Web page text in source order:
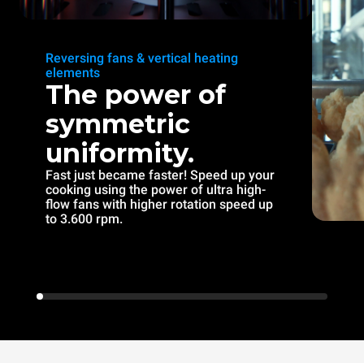
Reversing fans & vertical heating
elements
The power of
symmetric
uniformity.
Fast just became faster! Speed up your
cooking using the power of ultra high-
flow fans with higher rotation speed up
to 3.600 rpm.